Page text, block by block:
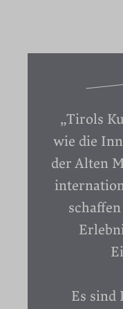
„Tirols
wie die
der Alten
Es sind